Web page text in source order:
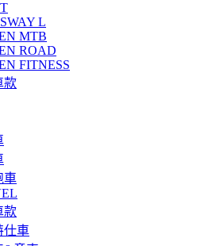
L
MTB
ROAD
FITNESS
款
車
款
仕車